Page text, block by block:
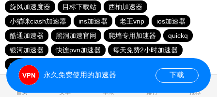
旋风加速度器
目标下载站
西柚加速器
小猫咪ciash加速器
ins加速器 老王vnp
ios加速器
酷通加速器
黑洞加速官网 爬墙专用加速器
quickq
银河加速器
快连pvn加速器
每天免费2小时加速器
vp免费加速
首页 安卓 苹果 排行 推荐
永久免费使用的加速器 下载